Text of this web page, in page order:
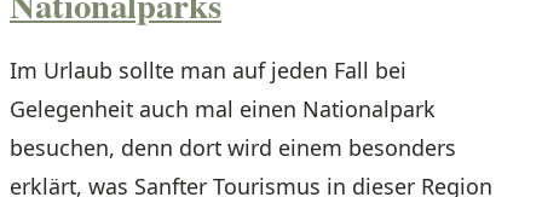
Im Urlaub sollte man auf jeden Fall bei
Gelegenheit auch mal einen Nationalpark
besuchen, denn dort wird einem besonders
erklärt, was Sanfter Tourismus in dieser Region